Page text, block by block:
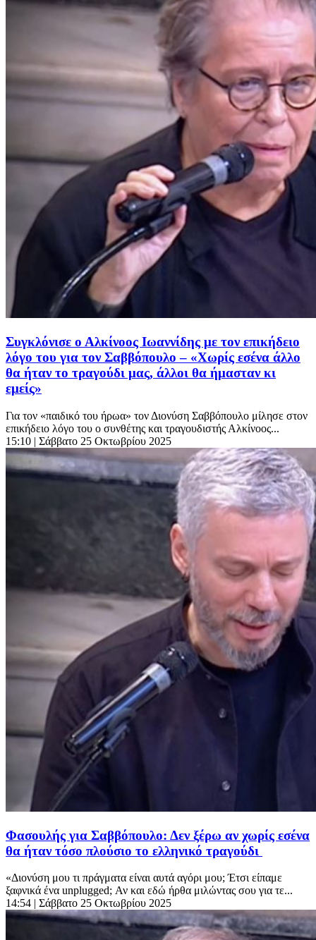
Συγκλόνισε ο Αλκίνοος Ιωαννίδης με τον επικήδειο
λόγο του για τον Σαββόπουλο – «Χωρίς εσένα άλλο
θα ήταν το τραγούδι μας, άλλοι θα ήμασταν κι
εμείς»
Για τον «παιδικό του ήρωα» τον Διονύση Σαββόπουλο μίλησε στον
επικήδειο λόγο του ο συνθέτης και τραγουδιστής Αλκίνοος...
15:10 | Σάββατο 25 Οκτωβρίου 2025
Φασουλής για Σαββόπουλο: Δεν ξέρω αν χωρίς εσένα
θα ήταν τόσο πλούσιο το ελληνικό τραγούδι
«Διονύση μου τι πράγματα είναι αυτά αγόρι μου; Έτσι είπαμε
ξαφνικά ένα unplugged; Αν και εδώ ήρθα μιλώντας σου για τε...
14:54 | Σάββατο 25 Οκτωβρίου 2025